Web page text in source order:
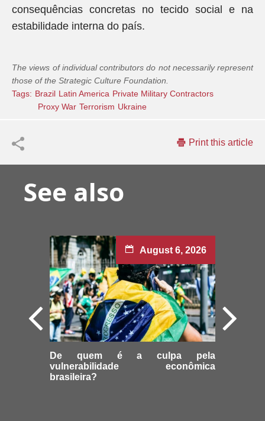
consequências concretas no tecido social e na
estabilidade interna do país.
The views of individual contributors do not necessarily represent
those of the Strategic Culture Foundation.
Tags: Brazil Latin America Private Military Contractors
Proxy War Terrorism Ukraine
Print this article
See also
August 6, 2026
De quem é a culpa pela
vulnerabilidade econômica
brasileira?